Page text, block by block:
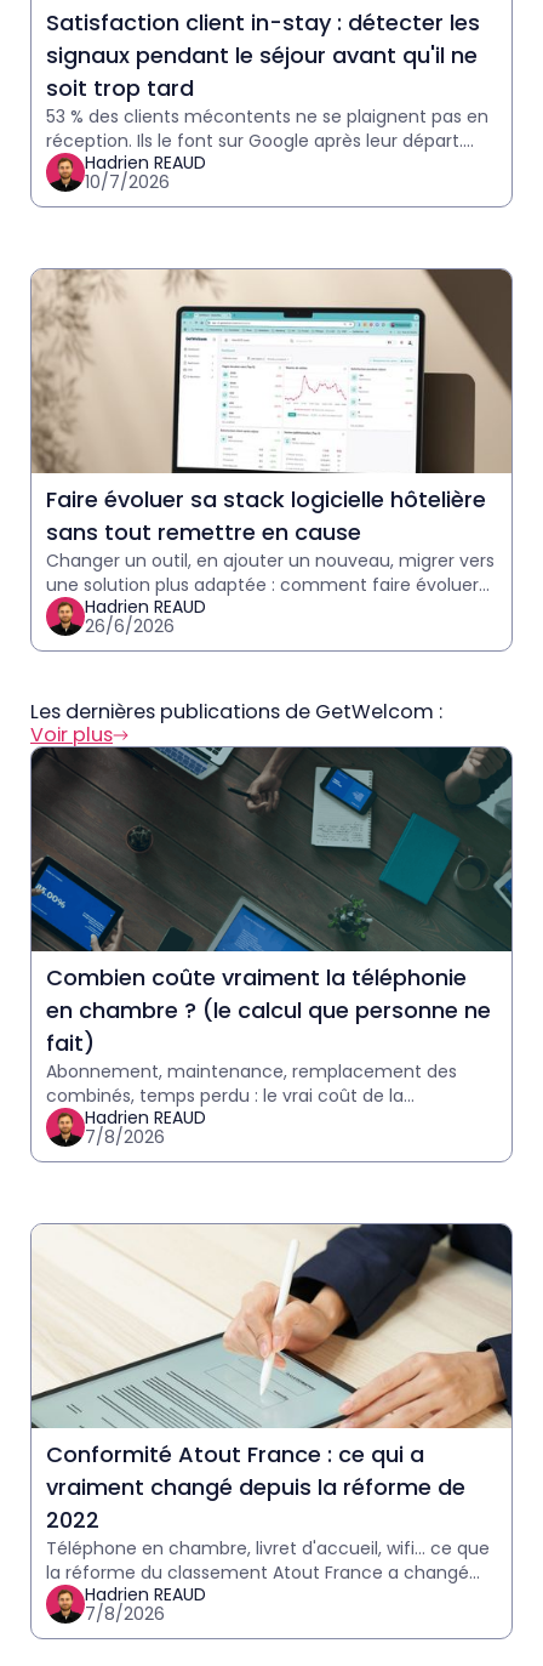
Satisfaction client in-stay : détecter les
signaux pendant le séjour avant qu'il ne
soit trop tard
53 % des clients mécontents ne se plaignent pas en
réception. Ils le font sur Google après leur départ.
Comment détecter les signaux in-stay et agir avant
qu'il
Hadrien REAUD
10/7/2026
Faire évoluer sa stack logicielle hôtelière
sans tout remettre en cause
Changer un outil, en ajouter un nouveau, migrer vers
une solution plus adaptée : comment faire évoluer
sa stack logicielle hôtelière ?
Hadrien REAUD
26/6/2026
Les dernières publications de GetWelcom :
Voir plus
Combien coûte vraiment la téléphonie
en chambre ? (le calcul que personne ne
fait)
Abonnement, maintenance, remplacement des
combinés, temps perdu : le vrai coût de la
téléphonie en hôtel est souvent sous-estimé.
Calculez le vôtre en 2 minutes
Hadrien REAUD
7/8/2026
Conformité Atout France : ce qui a
vraiment changé depuis la réforme de
2022
Téléphone en chambre, livret d'accueil, wifi… ce que
la réforme du classement Atout France a changé
pour les hôteliers, et ce qui reste à vérifier avant
votre p
Hadrien REAUD
7/8/2026